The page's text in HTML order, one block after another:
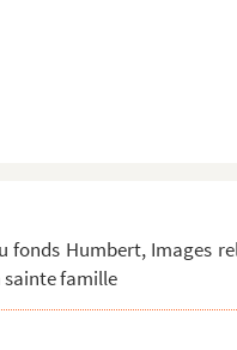
fonds Humbert, Images
sainte famille